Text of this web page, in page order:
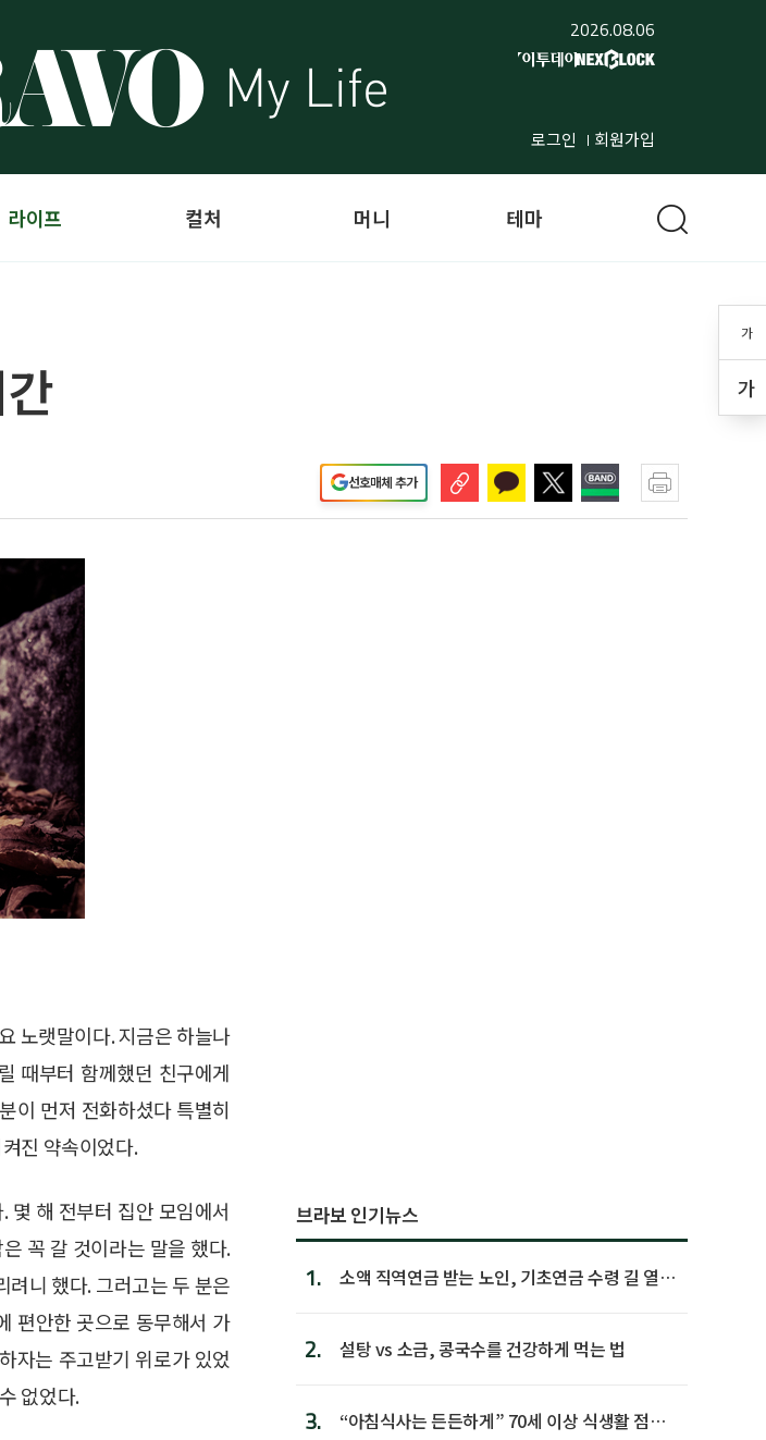
2026.08.06
로그인 회원가입
가
가
라이프 컬처 머니 테마
선호매체 추가
노랫말이다. 지금은 하늘나
때부터 함께했던 친구에게
이 먼저 전화하셨다 특별히
진 약속이었다.
몇 해 전부터 집안 모임에서
꼭 갈 것이라는 말을 했다.
니 했다. 그러고는 두 분은
편안한 곳으로 동무해서 가
자는 주고받기 위로가 있었
없었다.
브라보 인기뉴스
1.
소액 직역연금 받는 노인, 기초연금 수령 길 열린
2. 설탕 vs 소금, 콩국수를 건강하게 먹는 법
3.
“아침식사는 든든하게” 70세 이상 식생활 점수